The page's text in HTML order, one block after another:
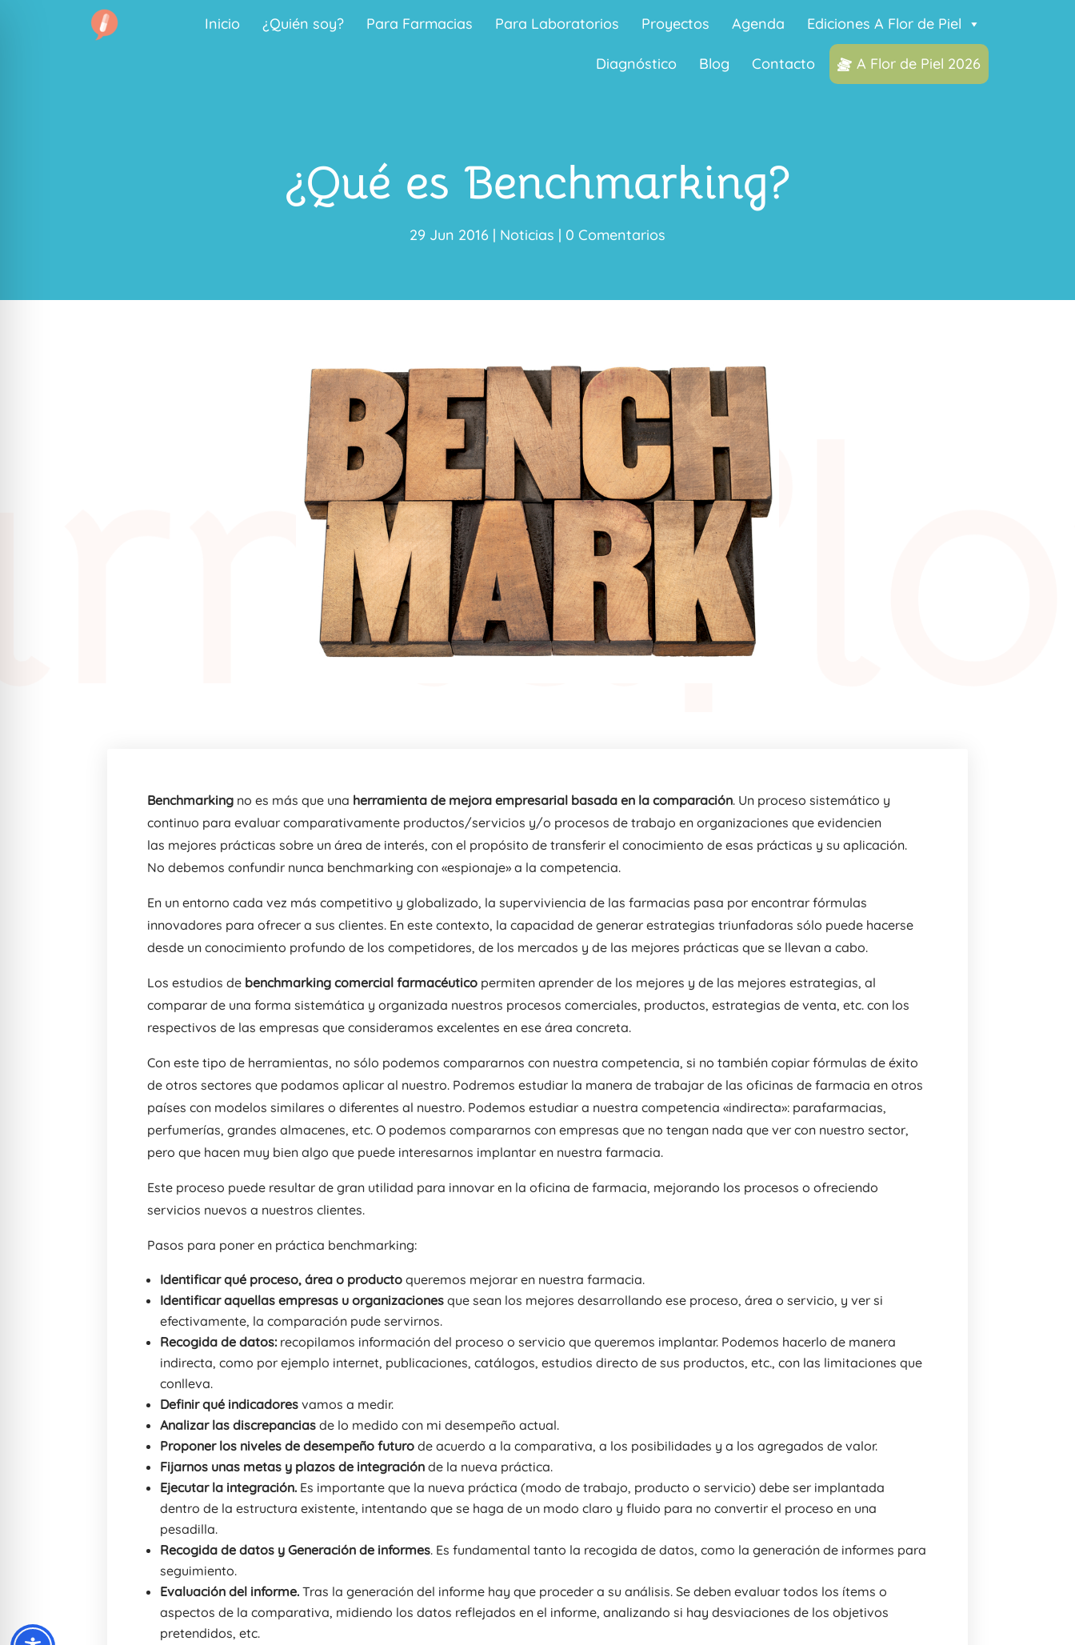
Inicio ¿Quién soy? Para Farmacias Para Laboratorios Proyectos Agenda Ediciones A Flor de Piel
Diagnóstico Blog Contacto A Flor de Piel 2026
¿Qué es Benchmarking?
29 Jun 2016 | Noticias | 0 Comentarios
Benchmarking no es más que una herramienta de mejora empresarial basada en la comparación. Un proceso sistemático y
continuo para evaluar comparativamente productos/servicios y/o procesos de trabajo en organizaciones que evidencien
las mejores prácticas sobre un área de interés, con el propósito de transferir el conocimiento de esas prácticas y su aplicación.
No debemos confundir nunca benchmarking con «espionaje» a la competencia.
En un entorno cada vez más competitivo y globalizado, la superviviencia de las farmacias pasa por encontrar fórmulas
innovadores para ofrecer a sus clientes. En este contexto, la capacidad de generar estrategias triunfadoras sólo puede hacerse
desde un conocimiento profundo de los competidores, de los mercados y de las mejores prácticas que se llevan a cabo.
Los estudios de benchmarking comercial farmacéutico permiten aprender de los mejores y de las mejores estrategias, al
comparar de una forma sistemática y organizada nuestros procesos comerciales, productos, estrategias de venta, etc. con los
respectivos de las empresas que consideramos excelentes en ese área concreta.
Con este tipo de herramientas, no sólo podemos compararnos con nuestra competencia, si no también copiar fórmulas de éxito
de otros sectores que podamos aplicar al nuestro. Podremos estudiar la manera de trabajar de las oficinas de farmacia en otros
países con modelos similares o diferentes al nuestro. Podemos estudiar a nuestra competencia «indirecta»: parafarmacias,
perfumerías, grandes almacenes, etc. O podemos compararnos con empresas que no tengan nada que ver con nuestro sector,
pero que hacen muy bien algo que puede interesarnos implantar en nuestra farmacia.
Este proceso puede resultar de gran utilidad para innovar en la oficina de farmacia, mejorando los procesos o ofreciendo
servicios nuevos a nuestros clientes.
Pasos para poner en práctica benchmarking:
Identificar qué proceso, área o producto queremos mejorar en nuestra farmacia.
Identificar aquellas empresas u organizacionesque sean los mejores desarrollando ese proceso, área o servicio, y ver si
efectivamente, la comparación pude servirnos.
Recogida de datos:recopilamos información del proceso o servicio que queremos implantar. Podemos hacerlo de manera
indirecta, como por ejemplo internet, publicaciones, catálogos, estudios directo de sus productos, etc., con las limitaciones que
conlleva.
Definir qué indicadoresvamos a medir.
Analizar las discrepanciasde lo medido con mi desempeño actual.
Proponer los niveles de desempeño futurode acuerdo a la comparativa, a los posibilidades y a los agregados de valor.
Fijarnos unas metas y plazos de integraciónde la nueva práctica.
Ejecutar la integración. Es importante que la nueva práctica (modo de trabajo, producto o servicio) debe ser implantada
dentro de la estructura existente, intentando que se haga de un modo claro y fluido para no convertir el proceso en una
pesadilla.
Recogida de datos y Generación de informes. Es fundamental tanto la recogida de datos, como la generación de informes para
seguimiento.
Evaluación del informe.Tras la generación del informe hay que proceder a su análisis. Se deben evaluar todos los ítems o
aspectos de la comparativa, midiendo los datos reflejados en el informe, analizando si hay desviaciones de los objetivos
pretendidos, etc.